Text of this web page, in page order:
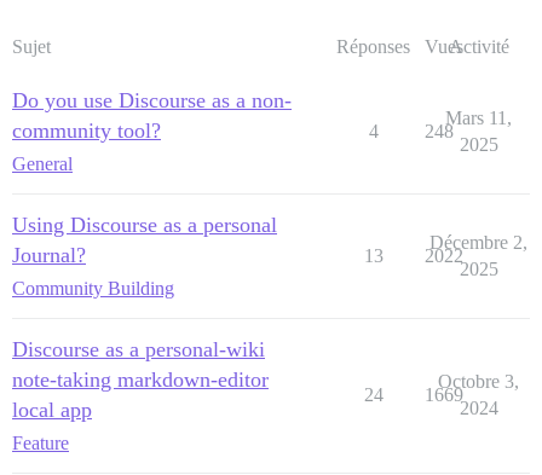
Sujet Réponses VuesActivité
Do you use Discourse as a non-
community tool?
General
4 248
Mars 11,
2025
Using Discourse as a personal
Journal?
Community Building
13 2022
Décembre 2,
2025
Discourse as a personal-wiki
note-taking markdown-editor
local app
Feature
24 1669
Octobre 3,
2024